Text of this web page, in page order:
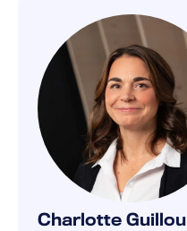
Charlotte Guillou